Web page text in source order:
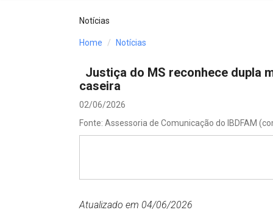
Processos - IBDFAM
Projetos do IBDFAM
Alienação Parental
Notícias
Home Notícias
Justiça do MS reconhece dupla
caseira
02/06/2026
Fonte: Assessoria de Comunicação do IBDFAM
Atualizado em 04/06/2026